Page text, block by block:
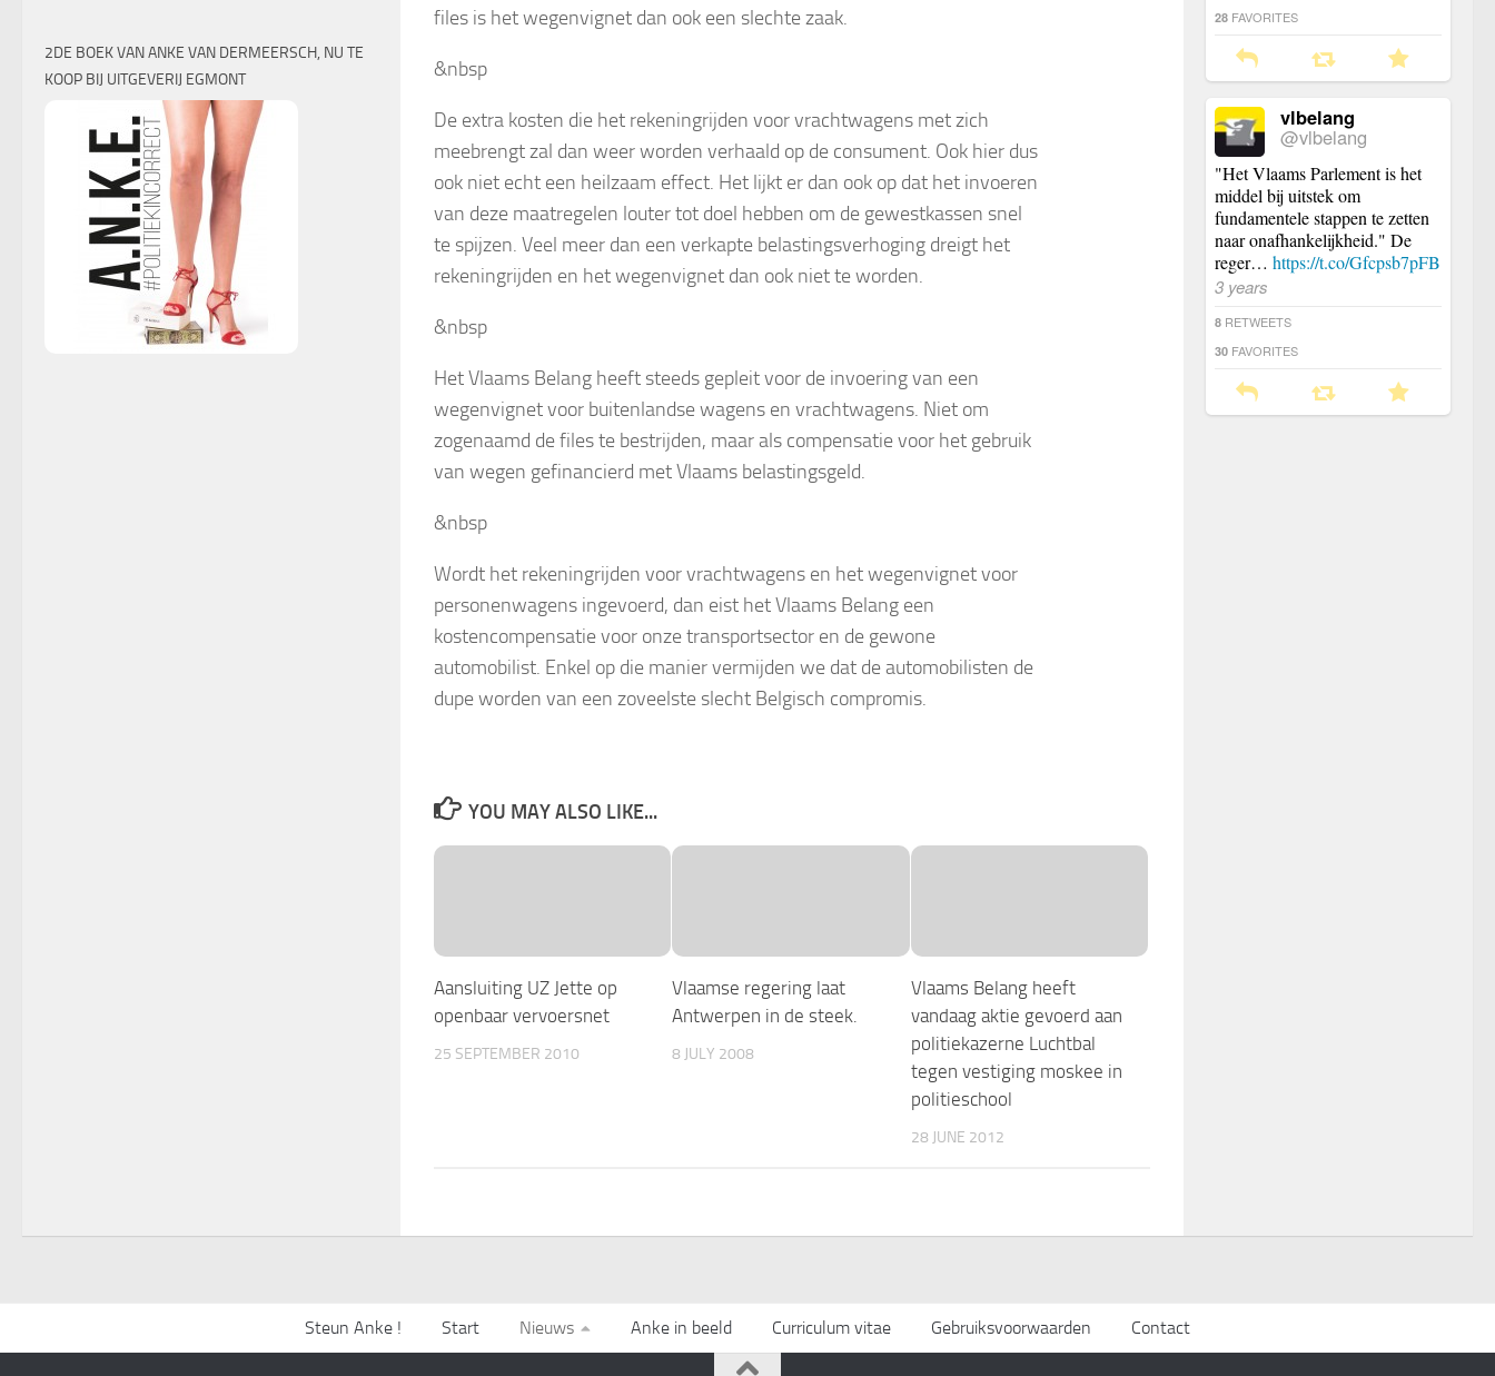
files is het wegenvignet dan ook een slechte zaak.
&nbsp
De extra kosten die het rekeningrijden voor vrachtwagens met zich
meebrengt zal dan weer worden verhaald op de consument. Ook hier dus
ook niet echt een heilzaam effect. Het lijkt er dan ook op dat het invoeren
van deze maatregelen louter tot doel hebben om de gewestkassen snel
te spijzen. Veel meer dan een verkapte belastingsverhoging dreigt het
rekeningrijden en het wegenvignet dan ook niet te worden.
&nbsp
Het Vlaams Belang heeft steeds gepleit voor de invoering van een
wegenvignet voor buitenlandse wagens en vrachtwagens. Niet om
zogenaamd de files te bestrijden, maar als compensatie voor het gebruik
van wegen gefinancierd met Vlaams belastingsgeld.
&nbsp
Wordt het rekeningrijden voor vrachtwagens en het wegenvignet voor
personenwagens ingevoerd, dan eist het Vlaams Belang een
kostencompensatie voor onze transportsector en de gewone
automobilist. Enkel op die manier vermijden we dat de automobilisten de
dupe worden van een zoveelste slecht Belgisch compromis.
YOU MAY ALSO LIKE...
Aansluiting UZ Jette op
openbaar vervoersnet
25 SEPTEMBER 2010
Vlaamse regering laat
Antwerpen in de steek.
8 JULY 2008
Vlaams Belang heeft
vandaag aktie gevoerd aan
politiekazerne Luchtbal
tegen vestiging moskee in
politieschool
28 JUNE 2012
2DE BOEK VAN ANKE VAN DERMEERSCH, NU TE
KOOP BIJ UITGEVERIJ EGMONT
28 FAVORITES
vlbelang
@vlbelang
"Het Vlaams Parlement is het
middel bij uitstek om
fundamentele stappen te zetten
naar onafhankelijkheid." De
reger… https://t.co/Gfcpsb7pFB
3 years
8 RETWEETS
30 FAVORITES
Steun Anke ! Start Nieuws Anke in beeld Curriculum vitae Gebruiksvoorwaarden Contact